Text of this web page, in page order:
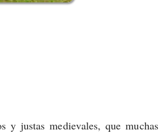
y justas medievales, que muchas